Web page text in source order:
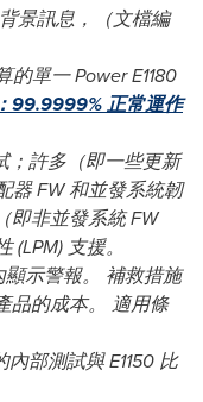
景訊息，（文檔編
的單一Power E1180
99.9999%正常運作
；許多（即一些更新
器FW和並發系統韌
即非並發系統FW
(LPM) 支援。
示警報。
補救措施
的成本。
適用條
內部測試與E1150 比